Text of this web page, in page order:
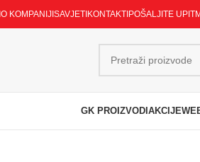
O KOMPANIJI SAVJETI KONTAKTI POŠALJITE UPIT
GK PROIZVODI AKCIJE